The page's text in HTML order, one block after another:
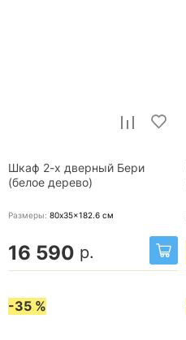
Шкаф 2-х дверный Бери
(белое дерево)
Размеры: 80x35x182.6 см
16 590 р.
-35 %